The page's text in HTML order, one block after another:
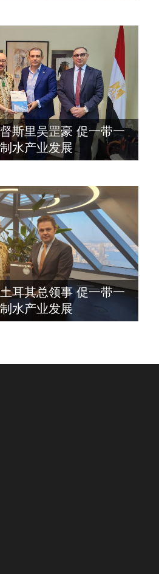
斯里吴罡豪 促一带一
水产业发展
耳其总领事 促一带一
水产业发展